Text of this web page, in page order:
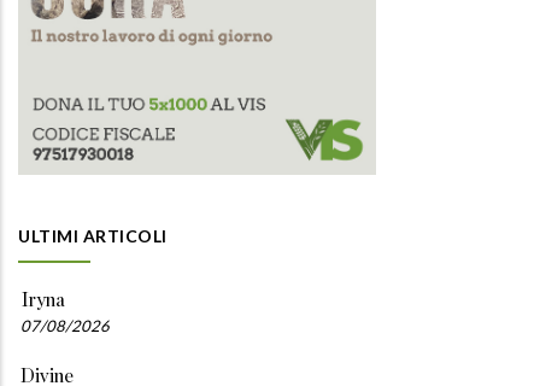
ULTIMI ARTICOLI
Iryna
07/08/2026
Divine